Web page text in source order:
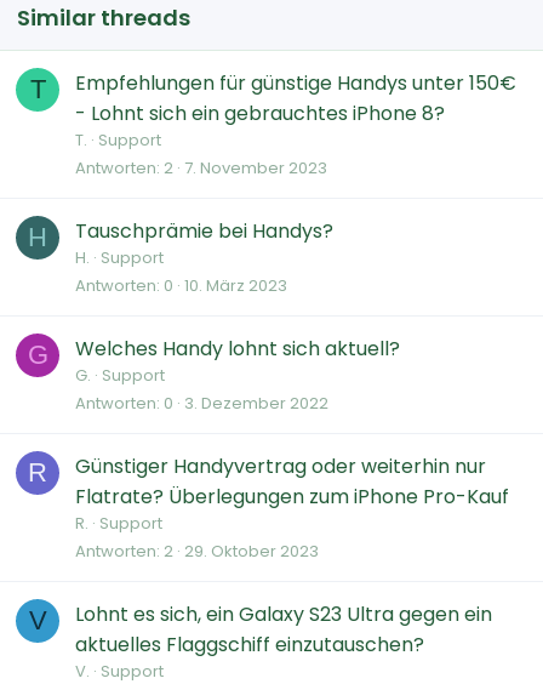
Similar threads
T
Empfehlungen für günstige Handys unter 150€
- Lohnt sich ein gebrauchtes iPhone 8?
T. Support
Antworten 2 7. November 2023
H Tauschprämie bei Handys?
H. Support
Antworten 0 10. März 2023
G Welches Handy lohnt sich aktuell?
G. Support
Antworten 0 3. Dezember 2022
R
Günstiger Handyvertrag oder weiterhin nur
Flatrate? Überlegungen zum iPhone Pro-Kauf
R. Support
Antworten 2 29. Oktober 2023
V
Lohnt es sich, ein Galaxy S23 Ultra gegen ein
aktuelles Flaggschiff einzutauschen?
V. Support